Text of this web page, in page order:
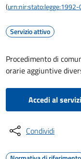
(
Servizio attivo
Procedimento di
orarie aggiuntive
Accedi al
Condividi